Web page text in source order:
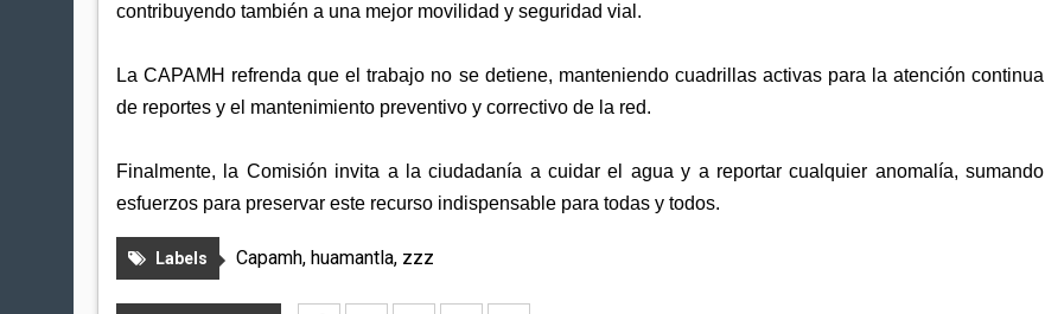
contribuyendo también a una mejor movilidad y seguridad vial.
La CAPAMH refrenda que el trabajo no se detiene, manteniendo cuadrillas activas para la atención continua
de reportes y el mantenimiento preventivo y correctivo de la red.
Finalmente, la Comisión invita a la ciudadanía a cuidar el agua y a reportar cualquier anomalía, sumando
esfuerzos para preservar este recurso indispensable para todas y todos.
Labels Capamh, huamantla, zzz